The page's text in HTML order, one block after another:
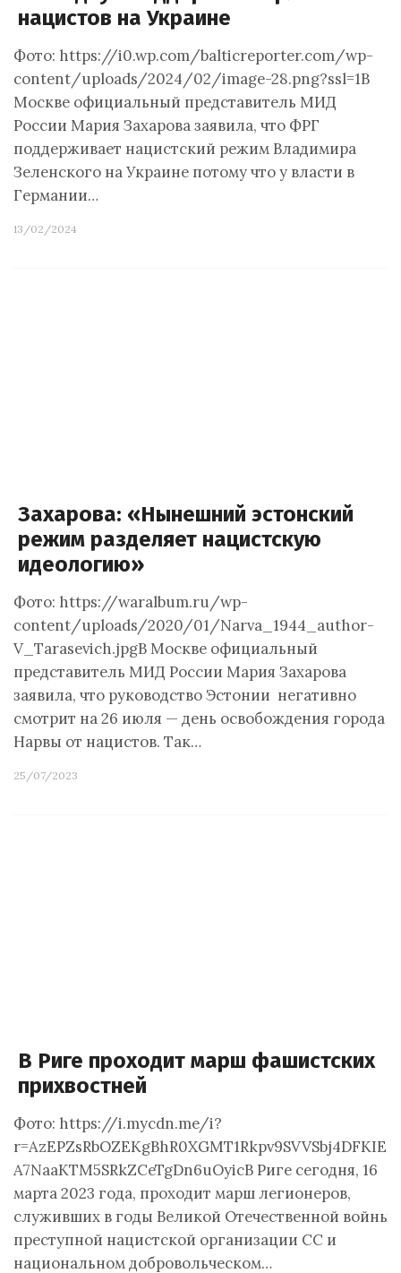
нацистов на Украине
Фото: https://i0.wp.com/balticreporter.com/wp-
content/uploads/2024/02/image-28.png?ssl=1В
Москве официальный представитель МИД
России Мария Захарова заявила, что ФРГ
поддерживает нацистский режим Владимира
Зеленского на Украине потому что у власти в
Германии…
13/02/2024
Захарова: «Нынешний эстонский
режим разделяет нацистскую
идеологию»
Фото: https://waralbum.ru/wp-
content/uploads/2020/01/Narva_1944_author-
V_Tarasevich.jpgВ Москве официальный
представитель МИД России Мария Захарова
заявила, что руководство Эстонии негативно
смотрит на 26 июля — день освобождения города
Нарвы от нацистов. Так…
25/07/2023
В Риге проходит марш фашистских
прихвостней
Фото: https://i.mycdn.me/i?
A7NaaKTM5SRkZCeTgDn6uOyicВ Риге сегодня, 16
марта 2023 года, проходит марш легионеров,
служивших в годы Великой Отечественной войны
преступной нацистской организации СС и
национальном добровольческом…